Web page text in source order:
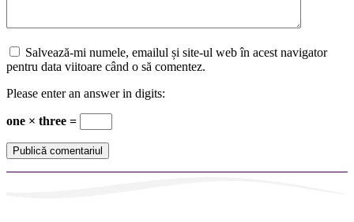
Salvează-mi numele, emailul și site-ul web în acest navigator
pentru data viitoare când o să comentez.
Please enter an answer in digits:
one × three =